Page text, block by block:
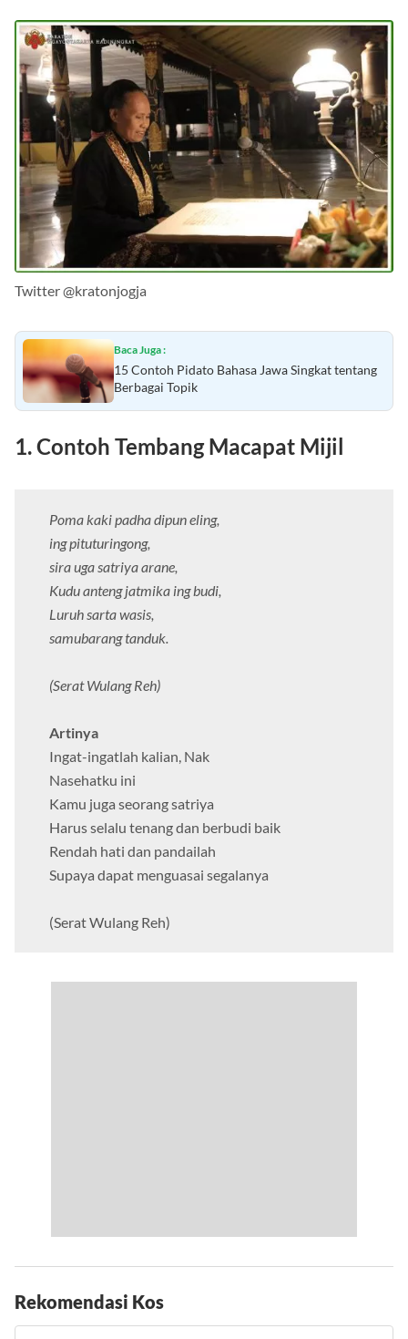
Twitter @kratonjogja
Baca Juga :
15 Contoh Pidato Bahasa Jawa Singkat tentang
Berbagai Topik
1. Contoh Tembang Macapat Mijil
Poma kaki padha dipun eling,
ing pituturingong,
sira uga satriya arane,
Kudu anteng jatmika ing budi,
Luruh sarta wasis,
samubarang tanduk.
(Serat Wulang Reh)
Artinya
Ingat-ingatlah kalian, Nak
Nasehatku ini
Kamu juga seorang satriya
Harus selalu tenang dan berbudi baik
Rendah hati dan pandailah
Supaya dapat menguasai segalanya
(Serat Wulang Reh)
Rekomendasi Kos